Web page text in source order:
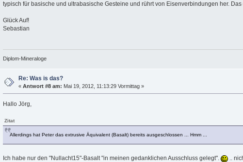
typisch für basische und ultrabasische Gesteine und rührt von Eisenverbindungen her.
Glück Auf!
Sebastian
Diplom-Mineraloge
Re: Was is das?
« Antwort #8 am: Mai 19, 2012, 11:13:29 Vormittag »
Hallo Jörg,
Zitat
Allerdings hat Peter das extrusive Äquivalent (Basalt) bereits ausgeschlossen ... Hmm ...
Ich habe nur den "Nullacht15"-Basalt "in meinen gedanklichen Ausschluss gelegt".
..